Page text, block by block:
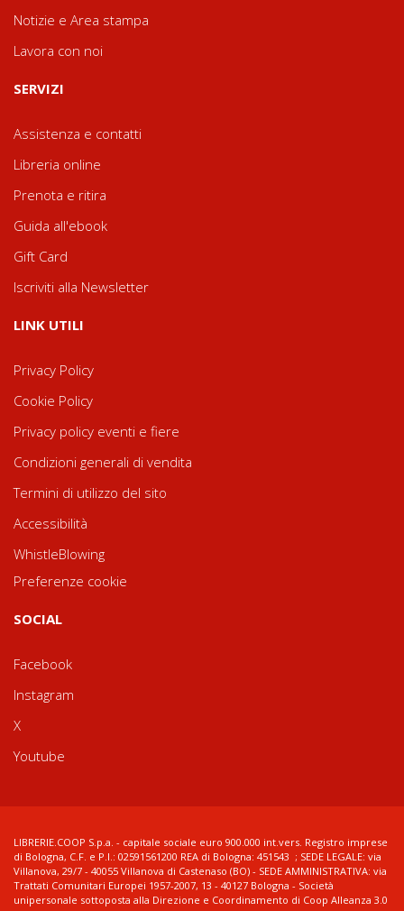
Notizie e Area stampa
Lavora con noi
SERVIZI
Assistenza e contatti
Libreria online
Prenota e ritira
Guida all'ebook
Gift Card
Iscriviti alla Newsletter
LINK UTILI
Privacy Policy
Cookie Policy
Privacy policy eventi e fiere
Condizioni generali di vendita
Termini di utilizzo del sito
Accessibilità
WhistleBlowing
Preferenze cookie
SOCIAL
Facebook
Instagram
X
Youtube
LIBRERIE.COOP S.p.a. - capitale sociale euro 900.000 int.vers. Registro imprese
di Bologna, C.F. e P.I.: 02591561200 REA di Bologna: 451543 ; SEDE LEGALE: via
Villanova, 29/7 - 40055 Villanova di Castenaso (BO) - SEDE AMMINISTRATIVA: via
Trattati Comunitari Europei 1957-2007, 13 - 40127 Bologna - Società
unipersonale sottoposta alla Direzione e Coordinamento di Coop Alleanza 3.0